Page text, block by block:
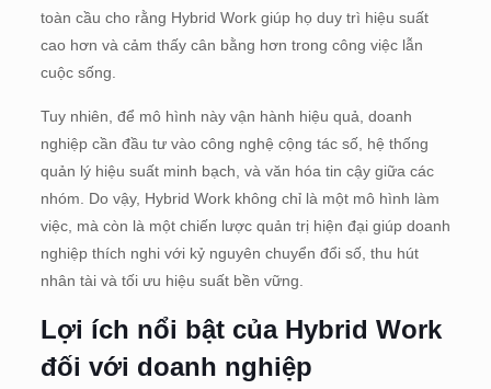
toàn cầu cho rằng Hybrid Work giúp họ duy trì hiệu suất
cao hơn và cảm thấy cân bằng hơn trong công việc lẫn
cuộc sống.
Tuy nhiên, để mô hình này vận hành hiệu quả, doanh
nghiệp cần đầu tư vào công nghệ cộng tác số, hệ thống
quản lý hiệu suất minh bạch, và văn hóa tin cậy giữa các
nhóm. Do vậy, Hybrid Work không chỉ là một mô hình làm
việc, mà còn là một chiến lược quản trị hiện đại giúp doanh
nghiệp thích nghi với kỷ nguyên chuyển đổi số, thu hút
nhân tài và tối ưu hiệu suất bền vững.
Lợi ích nổi bật của Hybrid Work
đối với doanh nghiệp